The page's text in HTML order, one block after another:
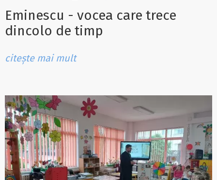
Eminescu - vocea care trece
dincolo de timp
citește mai mult